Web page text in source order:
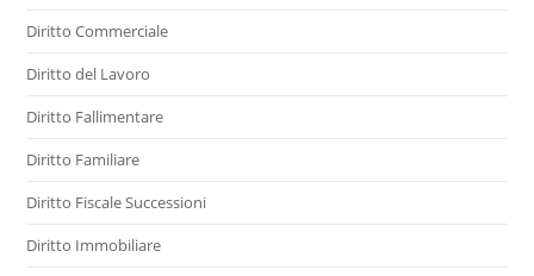
Diritto Commerciale
Diritto del Lavoro
Diritto Fallimentare
Diritto Familiare
Diritto Fiscale Successioni
Diritto Immobiliare